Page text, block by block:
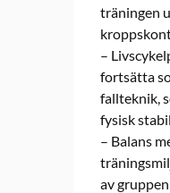
träningen
–
fortsätta
fallteknik,
fysisk
– Balans
av